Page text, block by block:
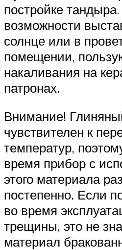
постройке
возможности
солнце или в
помещении,
накаливания на
патронах.
Внимание!
чувствителен к
температур,
время прибор с
этого материала
постепенно. Если
во время
трещины, это не
материал